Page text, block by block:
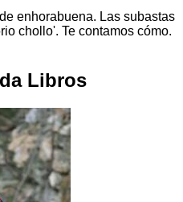
enhorabuena. Las subastas
chollo'. Te contamos cómo.